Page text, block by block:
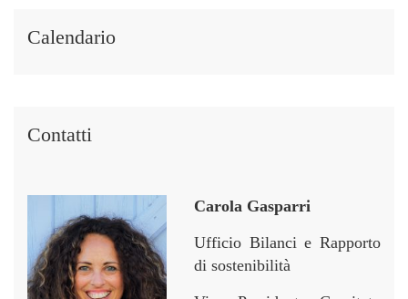
Calendario
Contatti
Carola Gasparri
Ufficio Bilanci e Rapporto
di sostenibilità